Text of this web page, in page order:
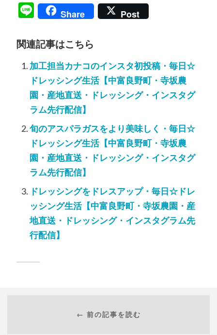
LineShare Post
関連記事はこちら
加工担当カナコのインスタ初投稿・毎日☆
ドレッシング生活【中富良野町・寺坂農
園・産地直送・ドレッシング・インスタグ
ラム先行配信】
旬のアスパラガスをより美味しく・毎日☆
ドレッシング生活【中富良野町・寺坂農
園・産地直送・ドレッシング・インスタグ
ラム先行配信】
ドレッシングをドレスアップ・毎日☆ドレ
ッシング生活【中富良野町・寺坂農園・産
地直送・ドレッシング・インスタグラム先
行配信】
← 前の記事を読む